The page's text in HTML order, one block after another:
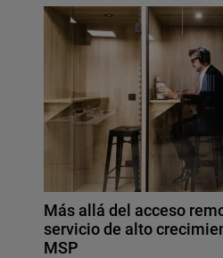
Más allá del acceso
servicio de alto
MSP